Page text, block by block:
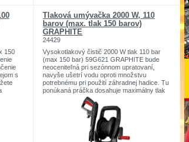
150
s
–
°C.
Tlaková umývačka 2000 W, 110
barov (max. tlak 150 barov)
GRAPHITE
24429
Vysokotlakový čistič 2000 W tlak 110 bar
(max 150 bar) 59G621 GRAPHITE bude
neoceniteľná pri sezónnom upratovaní,
navyše ušetrí vodu oproti množstvu
potrebnému pri použití záhradnej hadice. Tu
ponúkaná práčka dosahuje maximálny tlak
150 barov a podporuje prietok 6,5 litra vody
za minútu. Vďaka ergonomickej pištoľovej
rukoväti a 5 metrovej vysokotlakovej hadici
je jej použitie mimoriadne jednoduché a
príjemné. Zariadenie je vybavené hliníkovou
pumpou a sadou príslušenstva vr. nádrž na